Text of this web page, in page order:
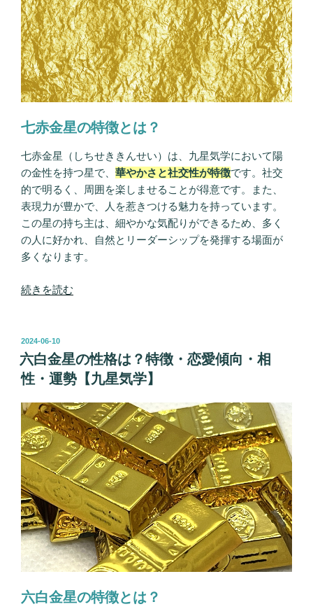
基
本
性
格
や
性
質・
恋
愛
観・
相
性”
の
七赤金星の特徴とは？
七赤金星（しちせききんせい）は、九星気学において陽
の金性を持つ星で、 華やかさと社交性が特徴です。社交
的で明るく、周囲を楽しませることが得意です。また、
表現力が豊かで、人を惹きつける魅力を持っています。
この星の持ち主は、細やかな気配りができるため、多く
の人に好かれ、自然とリーダーシップを発揮する場面が
多くなります。
“七
星
の
性
格
は？
徴・
恋
愛
傾
向・
相
性・
運
勢
【九
星
続きを読む
投
稿
日:
2024-06-10
六白金星の性格は？特徴・恋愛傾向・相
性・運勢【九星気学】
六白金星の特徴とは？